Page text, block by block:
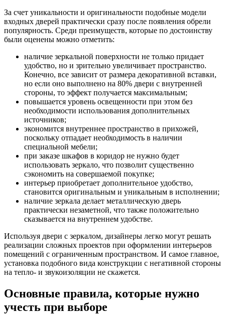
За счет уникальности и оригинальности подобные модели
входных дверей практически сразу после появления обрели
популярность. Среди преимуществ, которые по достоинству
были оценены можно отметить:
наличие зеркальной поверхности не только придает
удобство, но и зрительно увеличивает пространство.
Конечно, все зависит от размера декоративной вставки,
но если оно выполнено на 80% двери с внутренней
стороны, то эффект получается максимальным;
повышается уровень освещенности при этом без
необходимости использования дополнительных
источников;
экономится внутреннее пространство в прихожей,
поскольку отпадает необходимость в наличии
специальной мебели;
при заказе шкафов в коридор не нужно будет
использовать зеркало, что позволит существенно
сэкономить на совершаемой покупке;
интерьер приобретает дополнительное удобство,
становится оригинальным и уникальным в исполнении;
наличие зеркала делает металлическую дверь
практически незаметной, что также положительно
сказывается на внутреннем удобстве.
Используя двери с зеркалом, дизайнеры легко могут решать
реализации сложных проектов при оформлении интерьеров
помещений с ограниченным пространством. И самое главное,
установка подобного вида конструкции с негативной стороны
на тепло- и звукоизоляции не скажется.
Основные правила, которые нужно
учесть при выборе